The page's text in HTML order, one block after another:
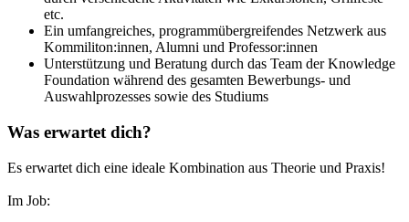
etc.
Ein umfangreiches, programmübergreifendes Netzwerk aus
Kommiliton:innen, Alumni und Professor:innen
Unterstützung und Beratung durch das Team der Knowledge
Foundation während des gesamten Bewerbungs- und
Auswahlprozesses sowie des Studiums
Was erwartet dich?
Es erwartet dich eine ideale Kombination aus Theorie und Praxis!
Im Job: